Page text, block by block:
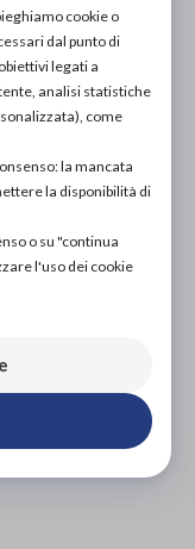
il bracciale è
il
vista dei bambini
senza
cookie o
dal punto di
legati a
analisi statistiche
come
la mancata
la disponibilità di
o su "continua
l'uso dei cookie